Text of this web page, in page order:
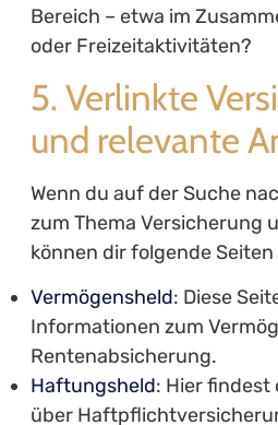
Bereich – etwa im
oder Freizeitaktivitäten?
5. Verlinkte
und relevante
Wenn du auf der Suche
zum Thema Versicherung
können dir folgende
Vermögensheld: Diese
Informationen zum
Rentenabsicherung.
Haftungsheld: Hier
über